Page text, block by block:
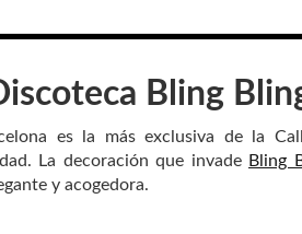
Bling
es la más exclusiva de la
La decoración que invade Bling
y acogedora.